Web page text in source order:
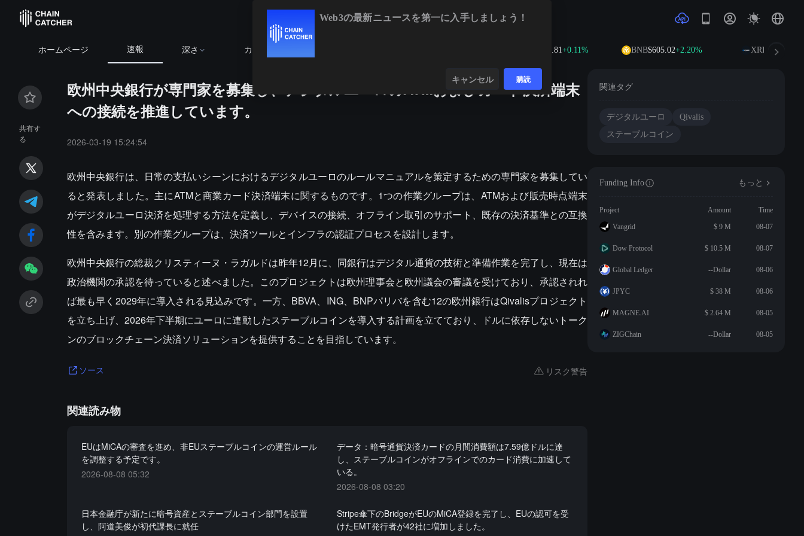
ホームページ 速報 深さ カレンダー $1,920.81+0.11% BNB$605.02+2.20% XRP$1.04
共有す
る
欧州中央銀行が専門家を募集し、デジタルユーロのATMおよびカード決済端末
への接続を推進しています。
2026-03-19 15:24:54
欧州中央銀行は、日常の支払いシーンにおけるデジタルユーロのルールマニュアルを策定するための専門家を募集してい
ると発表しました。主にATMと商業カード決済端末に関するものです。1つの作業グループは、ATMおよび販売時点端末
がデジタルユーロ決済を処理する方法を定義し、デバイスの接続、オフライン取引のサポート、既存の決済基準との互換
性を含みます。別の作業グループは、決済ツールとインフラの認証プロセスを設計します。
欧州中央銀行の総裁クリスティーヌ・ラガルドは昨年12月に、同銀行はデジタル通貨の技術と準備作業を完了し、現在は
政治機関の承認を待っていると述べました。このプロジェクトは欧州理事会と欧州議会の審議を受けており、承認されれ
ば最も早く2029年に導入される見込みです。一方、BBVA、ING、BNPパリバを含む12の欧州銀行はQivalisプロジェクト
を立ち上げ、2026年下半期にユーロに連動したステーブルコインを導入する計画を立てており、ドルに依存しないトーク
ンのブロックチェーン決済ソリューションを提供することを目指しています。
ソース リスク警告
関連読み物
EUはMiCAの審査を進め、非EUステーブルコインの運営ルール
を調整する予定です。
2026-08-08 05:32
データ：暗号通貨決済カードの月間消費額は7.59億ドルに達
し、ステーブルコインがオフラインでのカード消費に加速して
いる。
2026-08-08 03:20
日本金融庁が新たに暗号資産とステーブルコイン部門を設置
し、阿道美俊が初代課長に就任
Stripe傘下のBridgeがEUのMiCA登録を完了し、EUの認可を受
けたEMT発行者が42社に増加しました。
関連タグ
デジタルユーロ
Qivalis
ステーブルコイン
Funding Info もっと
Project Amount
Time
Vangrid
$ 9 M 08-07
Dow Protocol $ 10.5 M 08-07
Global Ledger --Dollar 08-06
JPYC $ 38 M 08-06
MAGNE.AI $ 2.64 M 08-05
ZIGChain --Dollar 08-05
Web3の最新ニュースを第一に入手しましょう！
キャンセル 購読